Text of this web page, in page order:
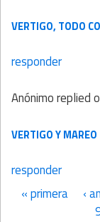
VERTIGO, TODO
responder
Anónimoreplied
VERTIGO Y MAREO
responder
Páginas
« primera ‹